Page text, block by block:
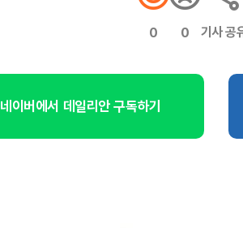
0 0 기사 공
네이버에서 데일리안 구독하기